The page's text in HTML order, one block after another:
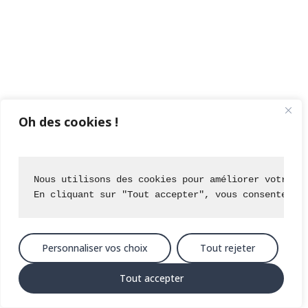
Oh des cookies !
Nous utilisons des cookies pour améliorer
En cliquant sur "Tout accepter", vous consentez
Personnaliser vos choix Tout rejeter
Tout accepter